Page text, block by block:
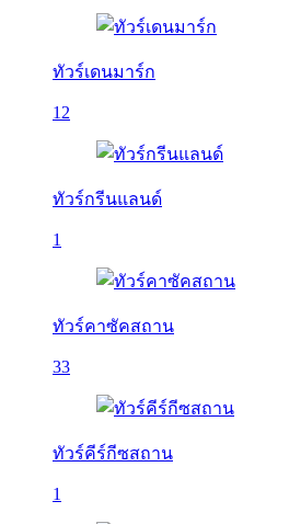
ทัวร์เดนมาร์ก
12
ทัวร์กรีนแลนด์
1
ทัวร์คาซัคสถาน
33
ทัวร์คีร์กีซสถาน
1